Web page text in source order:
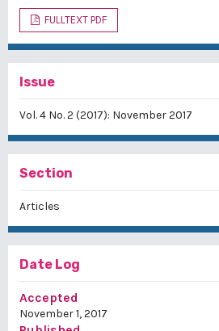
FULLTEXT PDF
Issue
Vol. 4 No. 2 (2017): November 2017
Section
Articles
Date Log
Accepted
November 1, 2017